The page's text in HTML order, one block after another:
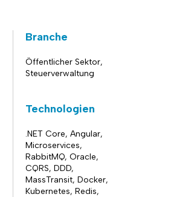
Branche
Öffentlicher Sektor,
Steuerverwaltung
Technologien
.NET Core, Angular,
Microservices,
RabbitMQ, Oracle,
CQRS, DDD,
MassTransit, Docker,
Kubernetes, Redis,